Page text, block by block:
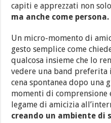
capiti e apprezzati non
ma anche come persona.
Un micro-momento di
gesto semplice come
qualcosa insieme che lo
vedere una band preferita
cena spontanea dopo una
momenti di
legame di amicizia
creando un ambiente di